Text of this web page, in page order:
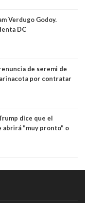
Verdugo Godoy.
DC
de seremi de
por contratar
con 47 kilos de
dice que el
abrirá "muy pronto" o